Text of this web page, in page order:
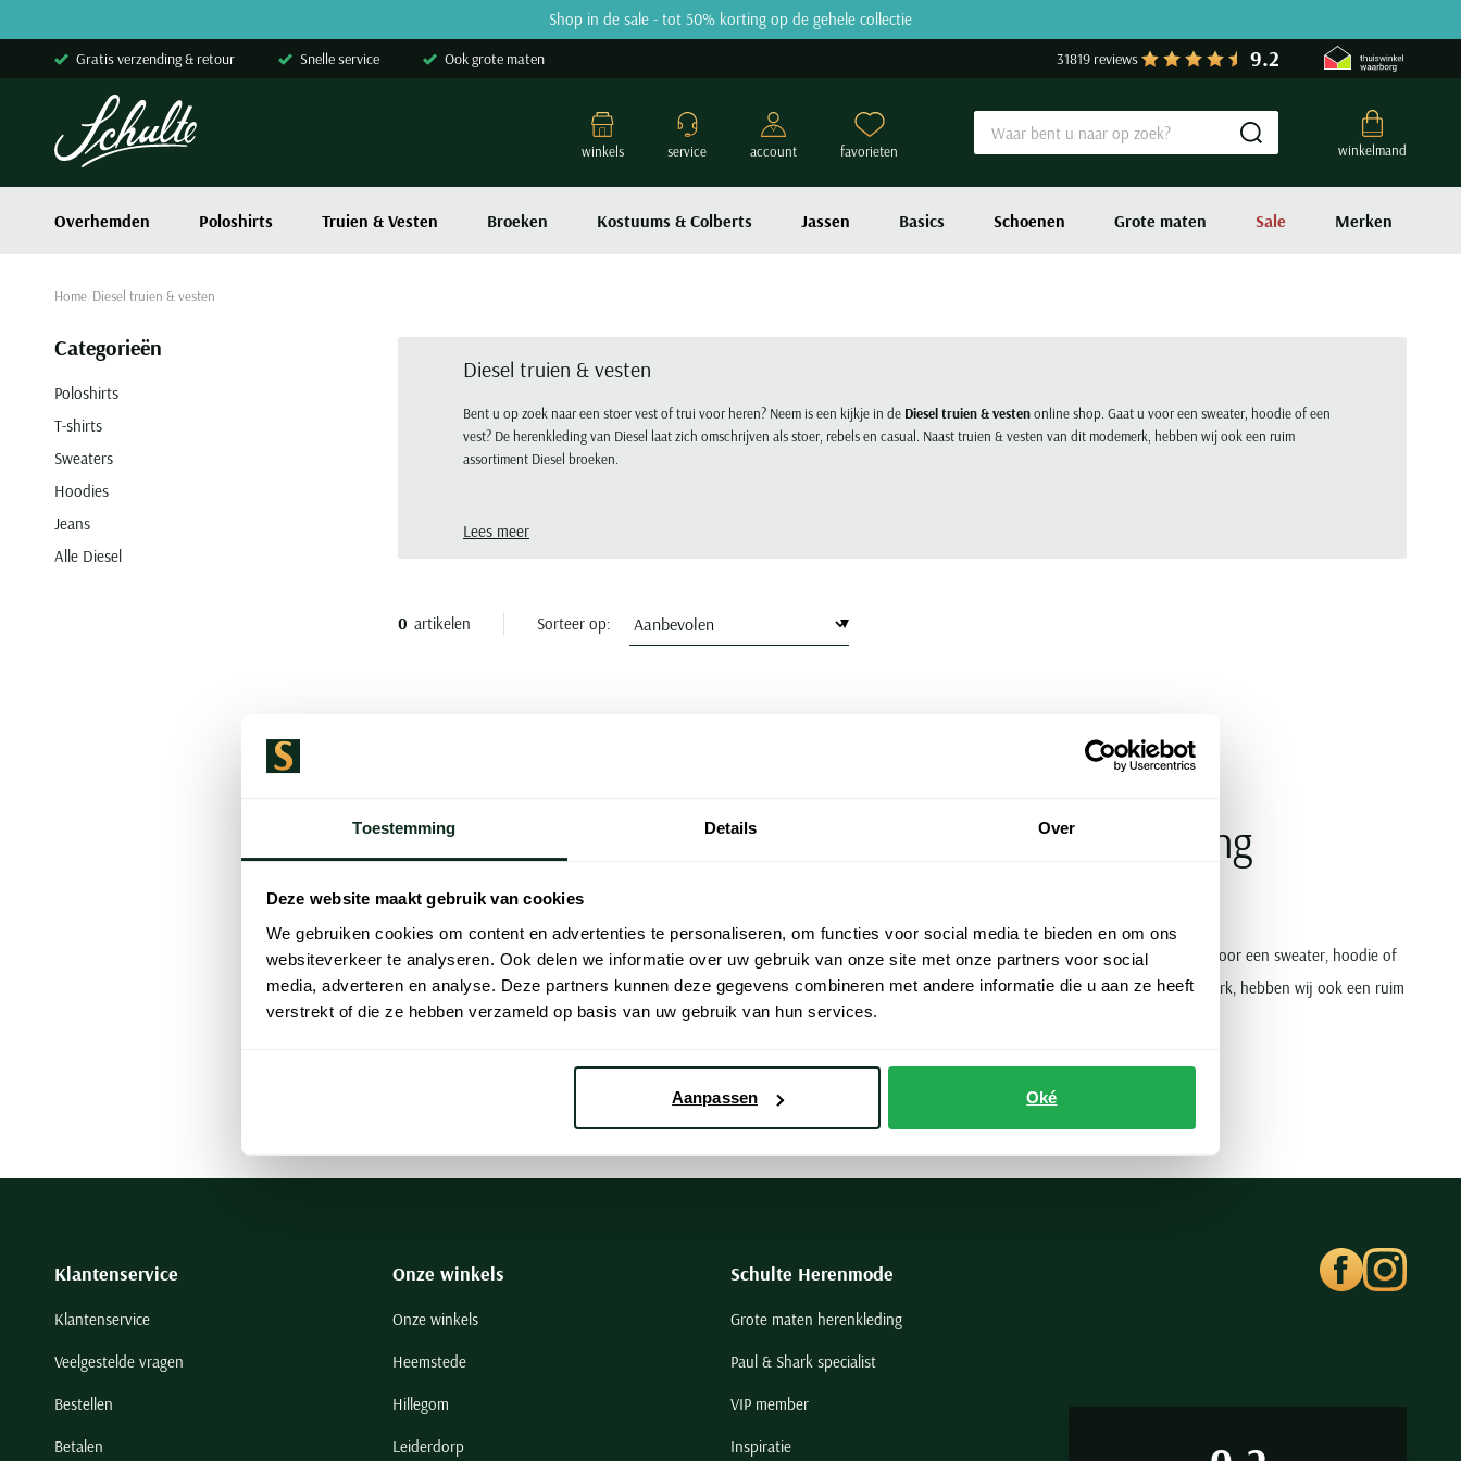
Toestemming Details Over
Deze website maakt gebruik van cookies
We gebruiken cookies om content en advertenties te personaliseren, om functies voor social media te bieden en om ons
websiteverkeer te analyseren. Ook delen we informatie over uw gebruik van onze site met onze partners voor social
media, adverteren en analyse. Deze partners kunnen deze gegevens combineren met andere informatie die u aan ze heeft
verstrekt of die ze hebben verzameld op basis van uw gebruik van hun services.
Aanpassen Oké
Shop in de sale - tot 50% korting op de gehele collectie
Gratis verzending & retour Snelle service Ook grote maten 31819 reviews 9.2
winkelmand
Submit search
Overhemden Poloshirts Truien & Vesten Broeken Kostuums & Colberts Jassen Basics Schoenen Grote maten Sale Merken
winkels service account favorieten
Home Diesel truien & vesten
Diesel truien & vesten
Bent u op zoek naar een stoer vest of trui voor heren? Neem is een kijkje in de Diesel truien & vestenonline shop. Gaat u voor een sweater, hoodie of een
vest? De herenkleding van Diesel laat zich omschrijven als stoer, rebels en casual. Naast truien & vesten van dit modemerk, hebben wij ook een ruim
assortiment Diesel broeken.
Lees meer
Categorieën
Poloshirts
T-shirts
Sweaters
Hoodies
Jeans
Alle Diesel
0 artikelen Sorteer op:
Diesel truien & vesten heren – Stoere herenkleding
exclusief online
Bent u op zoek naar een stoer vest of trui voor heren? Neem is een kijkje in deDiesel truien & vestenonline shop. Gaat u voor een sweater, hoodie of
een vest? De herenkleding van Diesel laat zich omschrijven als stoer, rebels en casual. Naast truien & vesten van dit modemerk, hebben wij ook een ruim
assortiment Diesel broeken.
Klantenservice
Klantenservice
Veelgestelde vragen
Bestellen
Betalen
Onze winkels
Onze winkels
Heemstede
Hillegom
Leiderdorp
Schulte Herenmode
Grote maten herenkleding
Paul & Shark specialist
VIP member
Inspiratie